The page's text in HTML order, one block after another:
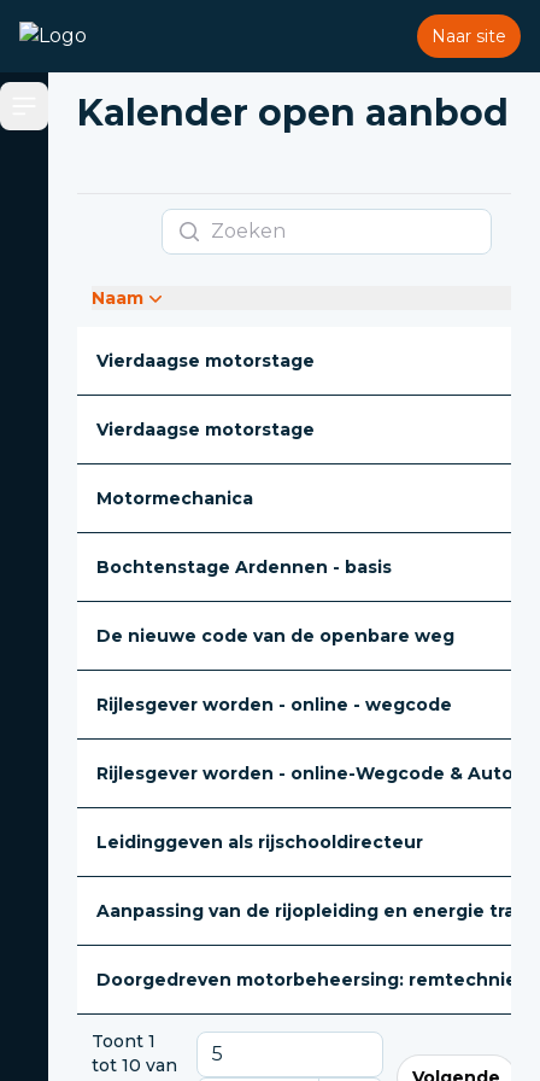
Naar site
Open sidebarKalender open aanbod
Zoeken
Naam
Vierdaagse motorstage
Vierdaagse motorstage
Motormechanica
Bochtenstage Ardennen - basis
De nieuwe code van de openbare weg
Rijlesgever worden - online - wegcode
Rijlesgever worden - online-Wegcode &
Leidinggeven als rijschooldirecteur
Aanpassing van de rijopleiding en energie
Doorgedreven motorbeheersing: remtechniek,
Toont 1
tot 10 van